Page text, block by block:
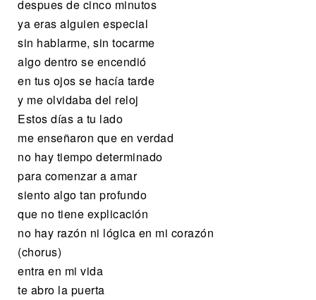
despues de cinco minutos
ya eras alguien especial
sin hablarme, sin tocarme
algo dentro se encendió
en tus ojos se hacía tarde
y me olvidaba del reloj
Estos días a tu lado
me enseñaron que en verdad
no hay tiempo determinado
para comenzar a amar
siento algo tan profundo
que no tiene explicación
no hay razón ni lógica en mi corazón
(chorus)
entra en mi vida
te abro la puerta